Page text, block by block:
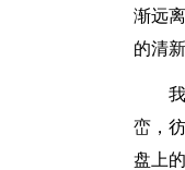
渐远
的清
峦，
盘上